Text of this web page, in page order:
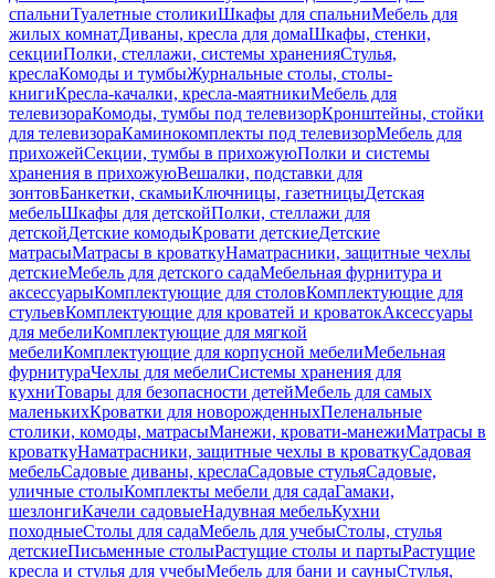
спальниТуалетные столикиШкафы для спальниМебель для
жилых комнатДиваны, кресла для домаШкафы, стенки,
секцииПолки, стеллажи, системы храненияСтулья,
креслаКомоды и тумбыЖурнальные столы, столы-
книгиКресла-качалки, кресла-маятникиМебель для
телевизораКомоды, тумбы под телевизорКронштейны, стойки
для телевизораКаминокомплекты под телевизорМебель для
прихожейСекции, тумбы в прихожуюПолки и системы
хранения в прихожуюВешалки, подставки для
зонтовБанкетки, скамьиКлючницы, газетницыДетская
мебельШкафы для детскойПолки, стеллажи для
детскойДетские комодыКровати детскиеДетские
матрасыМатрасы в кроваткуНаматрасники, защитные чехлы
детскиеМебель для детского садаМебельная фурнитура и
аксессуарыКомплектующие для столовКомплектующие для
стульевКомплектующие для кроватей и кроватокАксессуары
для мебелиКомплектующие для мягкой
мебелиКомплектующие для корпусной мебелиМебельная
фурнитураЧехлы для мебелиСистемы хранения для
кухниТовары для безопасности детейМебель для самых
маленькихКроватки для новорожденныхПеленальные
столики, комоды, матрасыМанежи, кровати-манежиМатрасы в
кроваткуНаматрасники, защитные чехлы в кроваткуСадовая
мебельСадовые диваны, креслаСадовые стульяСадовые,
уличные столыКомплекты мебели для садаГамаки,
шезлонгиКачели садовыеНадувная мебельКухни
походныеСтолы для садаМебель для учебыСтолы, стулья
детскиеПисьменные столыРастущие столы и партыРастущие
кресла и стулья для учебыМебель для бани и сауныСтулья,